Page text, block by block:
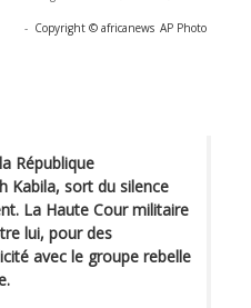
- Copyright © africanews AP Photo
République
Kabila, sort du silence
La Haute Cour militaire
lui, pour des
avec le groupe rebelle